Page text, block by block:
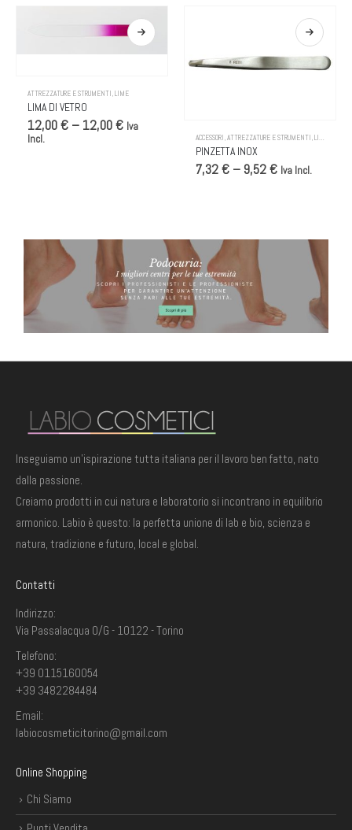
Questo prodotto ha più varianti. Le opzioni possono essere scelte nella pagina del prodotto
ATTREZZATURE E STRUMENTI,LIME
LIMA DI VETRO
12,00 € – 12,00 € Iva
Incl.
ACCESSORI,ATTREZZATURE E STRUMENTI,LIME
PINZETTA INOX
7,32 € – 9,52 € Iva Incl.
Inseguiamo un'ispirazione tutta italiana per il lavoro ben fatto, nato
dalla passione.
Creiamo prodotti in cui natura e laboratorio si incontrano in equilibrio
armonico. Labio è questo: la perfetta unione di lab e bio, scienza e
natura, tradizione e futuro, local e global.
Contatti
Indirizzo:
Via Passalacqua 0/G - 10122 - Torino
Telefono:
+39 0115160054
+39 3482284484
Email:
labiocosmeticitorino@gmail.com
Online Shopping
Chi Siamo